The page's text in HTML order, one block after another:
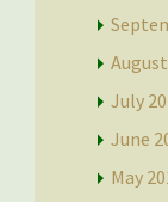
July
June
May